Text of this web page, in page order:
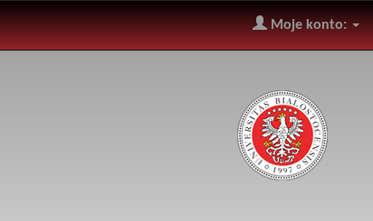
Moje konto: